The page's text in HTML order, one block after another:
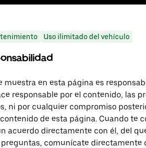
Uso ilimitado del vehículo
muestra en esta página es
responsable por el contenido, las
ni por cualquier compromiso
de esta página. Cuando te
acuerdo directamente con él, del
comunícate directamente